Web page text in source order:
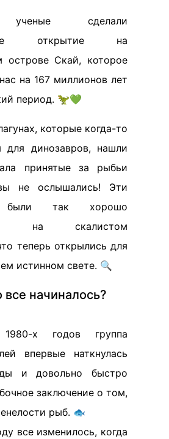
ученые сделали
открытие на
острове Скай, которое
на 167 миллионов лет
период. 🦖💚
которые когда-то
динозавров, нашли
принятые за рыбьи
не ослышались! Эти
были так хорошо
на скалистом
теперь открылись для
истинном свете. 🔍
все начиналось?
х годов группа
впервые наткнулась
и довольно быстро
заключение о том,
рыб. 🐟
все изменилось, когда